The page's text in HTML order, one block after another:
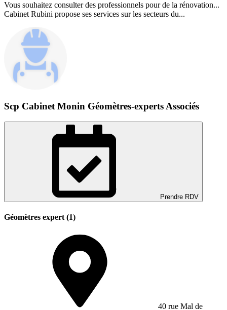
Vous souhaitez consulter des professionnels pour de la rénovation...
Cabinet Rubini propose ses services sur les secteurs du...
Scp Cabinet Monin Géomètres-experts Associés
Prendre RDV
Géomètres expert (1)
40 rue Mal de